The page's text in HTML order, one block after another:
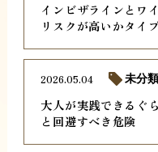
インビザラインとワ
リスクが高いかタイ
大人が実践できるぐ
と回避すべき危険
2026.05.04 未分